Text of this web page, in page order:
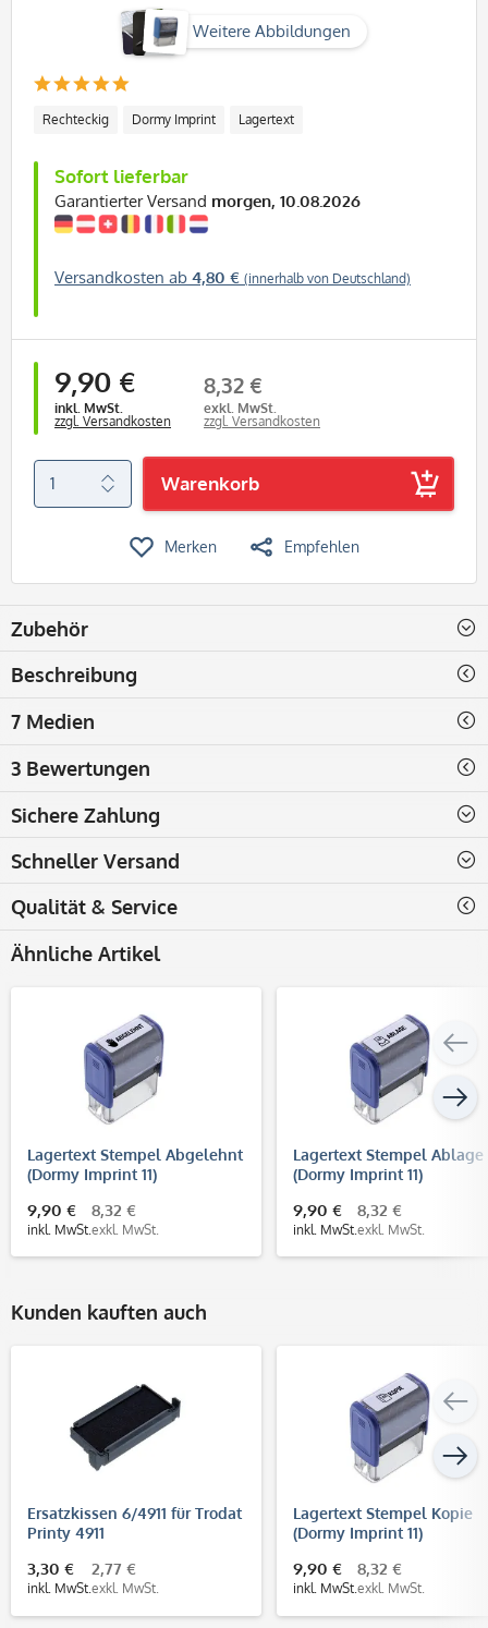
Weitere Abbildungen
Rechteckig Dormy Imprint Lagertext
Sofort lieferbar
Garantierter Versand morgen, 10.08.2026
Versandkosten ab 4,80 € (innerhalb von Deutschland)
9,90 €
inkl. MwSt.
zzgl. Versandkosten
8,32 €
exkl. MwSt.
zzgl. Versandkosten
Warenkorb
Merken Empfehlen
Zubehör
Beschreibung
7 Medien
3 Bewertungen
Sichere Zahlung
Schneller Versand
Qualität & Service
Ähnliche Artikel
Lagertext Stempel Abgelehnt
(Dormy Imprint 11)
9,90 €
inkl. MwSt.
8,32 €
exkl. MwSt.
Lagertext Stempel Ablage
(Dormy Imprint 11)
9,90 €
inkl. MwSt.
8,32 €
exkl. MwSt.
Kunden kauften auch
Ersatzkissen 6/4911 für Trodat
Printy 4911
3,30 €
inkl. MwSt.
2,77 €
exkl. MwSt.
Lagertext Stempel Kopie
(Dormy Imprint 11)
9,90 €
inkl. MwSt.
8,32 €
exkl. MwSt.